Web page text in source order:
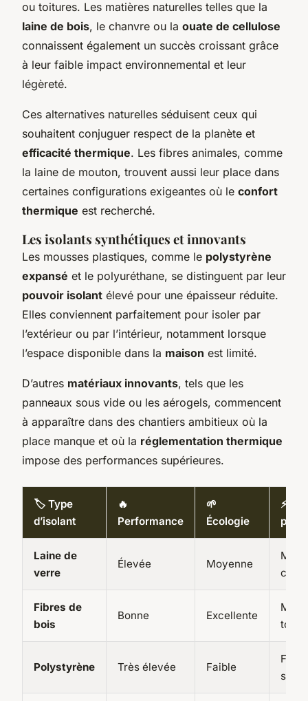
ou toitures. Les matières naturelles telles que la
laine de bois, le chanvre ou la ouate de cellulose
connaissent également un succès croissant grâce
à leur faible impact environnemental et leur
légèreté.
Ces alternatives naturelles séduisent ceux qui
souhaitent conjuguer respect de la planète et
efficacité thermique. Les fibres animales, comme
la laine de mouton, trouvent aussi leur place dans
certaines configurations exigeantes où le confort
thermique est recherché.
Les isolants synthétiques et innovants
Les mousses plastiques, comme le polystyrène
expansé et le polyuréthane, se distinguent par leur
pouvoir isolant élevé pour une épaisseur réduite.
Elles conviennent parfaitement pour isoler par
l’extérieur ou par l’intérieur, notamment lorsque
l’espace disponible dans la maison est limité.
D’autres matériaux innovants, tels que les
panneaux sous vide ou les aérogels, commencent
à apparaître dans des chantiers ambitieux où la
place manque et où la réglementation thermique
impose des performances supérieures.
🏷️ Type
d’isolant
🔥
Performance
🌱
Écologie
⚡
Laine de
verre
Élevée Moyenne
Murs,
Fibres de
bois
Bonne Excellente
Murs,
Polystyrène Très élevée Faible
sols